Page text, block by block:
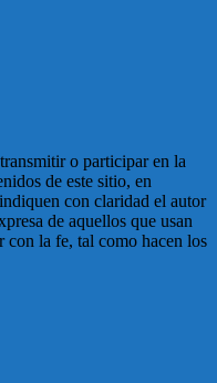
o participar en la
de este sitio, en
con claridad el autor
de aquellos que usan
con la fe, tal como hacen los